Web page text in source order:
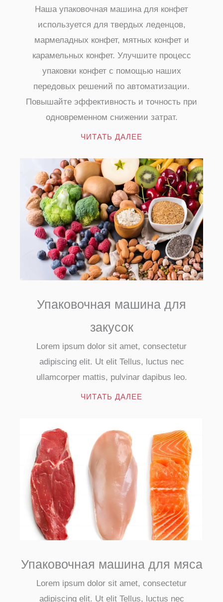
Наша упаковочная машина для конфет
используется для твердых леденцов,
мармеладных конфет, мятных конфет и
карамельных конфет. Улучшите процесс
упаковки конфет с помощью наших
передовых решений по автоматизации.
Повышайте эффективность и точность при
одновременном снижении затрат.
ЧИТАТЬ ДАЛЕЕ
Упаковочная машина для
закусок
Lorem ipsum dolor sit amet, consectetur
adipiscing elit. Ut elit Tellus, luctus nec
ullamcorper mattis, pulvinar dapibus leo.
ЧИТАТЬ ДАЛЕЕ
Упаковочная машина для мяса
Lorem ipsum dolor sit amet, consectetur
adipiscing elit. Ut elit Tellus, luctus nec